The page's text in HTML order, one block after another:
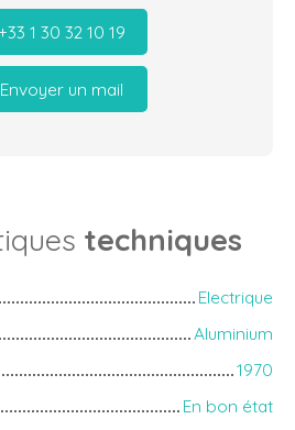
1 30 32 10 19
Envoyer un mail
techniques
Electrique
Aluminium
1970
En bon état